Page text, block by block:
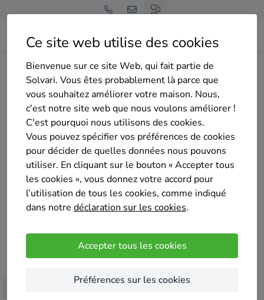
Ce site web utilise des cookies
Bienvenue sur ce site Web, qui fait partie de
Solvari. Vous êtes probablement là parce que
vous souhaitez améliorer votre maison. Nous,
c'est notre site web que nous voulons améliorer !
C'est pourquoi nous utilisons des cookies.
Vous pouvez spécifier vos préférences de cookies
pour décider de quelles données nous pouvons
utiliser. En cliquant sur le bouton « Accepter tous
les cookies », vous donnez votre accord pour
l’utilisation de tous les cookies, comme indiqué
dans notre déclaration sur les cookies.
Accepter tous les cookies
Préférences sur les cookies
Home Isolation de la toiture Hainaut Courcelles MGC
MGC
Sélectionné 2 fois
Pas encore d'évaluation
Fleurus
Apres 15 ans a la tête d'une des plus grosses
entreprises Wallonne exerçant dans le secteur de la
synonyme de renouveau car nous voulions recentré